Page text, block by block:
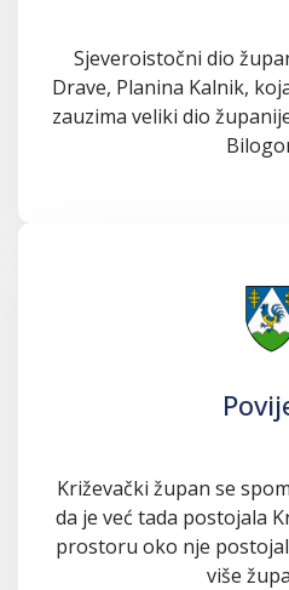
Sjeveroistočni dio
Drave, Planina Kalnik,
zauzima veliki dio
Križevački župan se
da je već tada postojala
prostoru oko nje
više